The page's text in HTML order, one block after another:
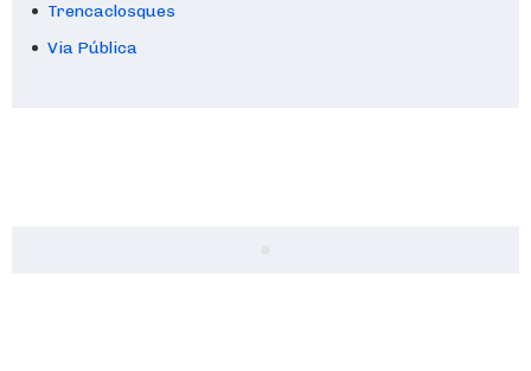
Trencaclosques
Via Pública